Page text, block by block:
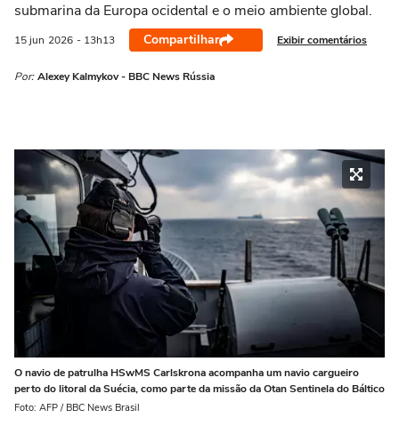
submarina da Europa ocidental e o meio ambiente global.
15 jun 2026 - 13h13 Compartilhar Exibir comentários
Por: Alexey Kalmykov - BBC News Rússia
O navio de patrulha HSwMS Carlskrona acompanha um navio cargueiro
perto do litoral da Suécia, como parte da missão da Otan Sentinela do Báltico
Foto: AFP / BBC News Brasil